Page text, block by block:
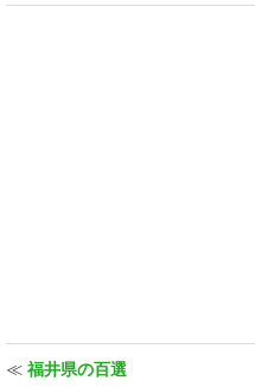
≪ 福井県の百選